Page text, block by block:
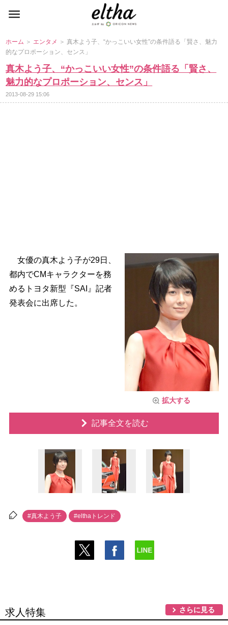
ホーム ＞ エンタメ ＞ 真木よう子、“かっこいい女性”の条件語る「賢さ、魅力
的なプロポーション、センス」
真木よう子、“かっこいい女性”の条件語る「賢さ、
魅力的なプロポーション、センス」
2013-08-29 15:06
拡大する
女優の真木よう子が29日、
都内でCMキャラクターを務
めるトヨタ新型『SAI』記者
発表会に出席した。
記事全文を読む
#真木よう子 #elthaトレンド
求人特集 さらに見る